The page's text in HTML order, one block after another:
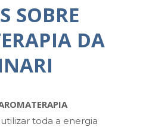
SOBRE
DA
toda a energia